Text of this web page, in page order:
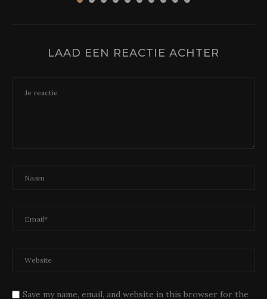
LAAD EEN REACTIE ACHTER
Save my name, email, and website in this browser for the